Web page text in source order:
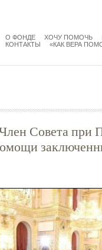
mainmenu
О ФОНДЕ ХОЧУ ПОМОЧЬ
КОНТАКТЫ
«КАК ВЕРА
Член Совета